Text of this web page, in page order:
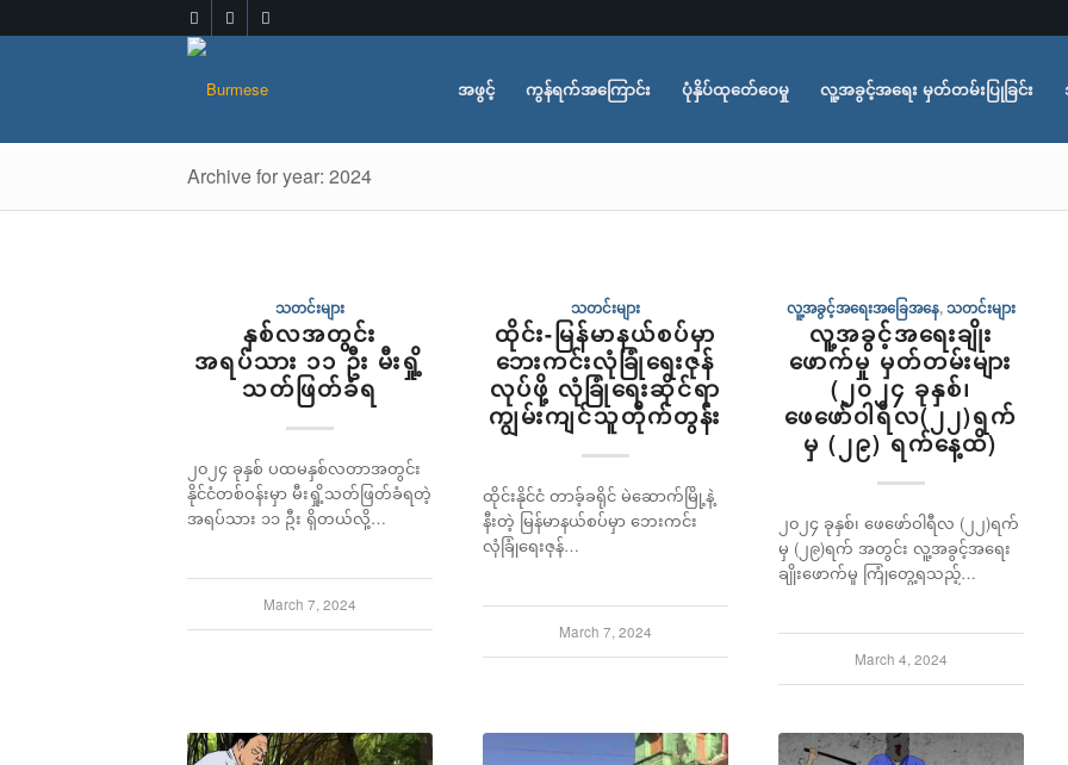
အဖွင့် ကွန်ရက်အကြောင်း ပုံနှိပ်ထုတ်ေဝေမှု လူ့အခွင့်အရေး မှတ်တမ်းပြုခြင်း
Archive for year: 2024
သတင်းများ
နှစ်လအတွင်း
အရပ်သား ၁၁ ဦး မီးရှို့
သတ်ဖြတ်ခံရ
၂၀၂၄ ခုနှစ် ပထမနှစ်လတာအတွင်း
နိုင်ငံတစ်ဝန်းမှာ မီးရှို့သတ်ဖြတ်ခံရတဲ့
အရပ်သား ၁၁ ဦး ရှိတယ်လို့…
March 7, 2024
သတင်းများ
ထိုင်း-မြန်မာနယ်စပ်မှာ
ဘေးကင်းလုံခြုံရေးဇုန်
လုပ်ဖို့ လုံခြုံရေးဆိုင်ရာ
ကျွမ်းကျင်သူတိုက်တွန်း
ထိုင်းနိုင်ငံ တာခ့်ခရိုင် မဲဆောက်မြို့နဲ့
နီးတဲ့ မြန်မာနယ်စပ်မှာ ဘေးကင်း
လုံခြုံရေးဇုန်…
March 7, 2024
လူ့အခွင့်အရေးအခြေအနေ,သတင်းများ
လူ့အခွင့်အရေးချိုး
ဖောက်မှု မှတ်တမ်းများ
(၂၀၂၄ ခုနှစ်၊
ဖေဖော်ဝါရီလ(၂၂)ရက်
မှ (၂၉) ရက်နေ့ထိ)
၂၀၂၄ ခုနှစ်၊ ဖေဖော်ဝါရီလ (၂၂)ရက်
မှ (၂၉)ရက် အတွင်း လူ့အခွင့်အရေး
ချိုးဖောက်မှု ကြုံတွေ့ရသည့်…
March 4, 2024